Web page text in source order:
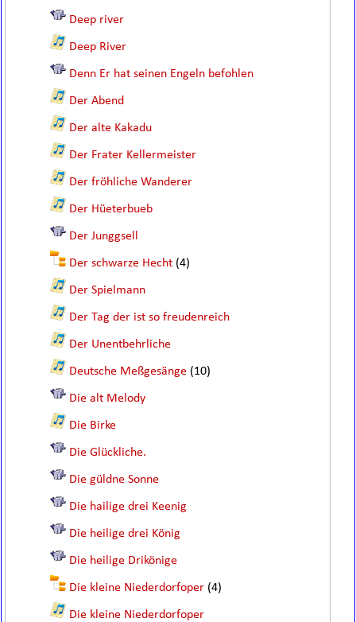
Deep river
Deep River
Denn Er hat seinen Engeln befohlen
Der Abend
Der alte Kakadu
Der Frater Kellermeister
Der fröhliche Wanderer
Der Hüeterbueb
Der Junggsell
Der schwarze Hecht (4)
Der Spielmann
Der Tag der ist so freudenreich
Der Unentbehrliche
Deutsche Meßgesänge (10)
Die alt Melody
Die Birke
Die Glückliche.
Die güldne Sonne
Die hailige drei Keenig
Die heilige drei König
Die heilige Drikönige
Die kleine Niederdorfoper (4)
Die kleine Niederdorfoper